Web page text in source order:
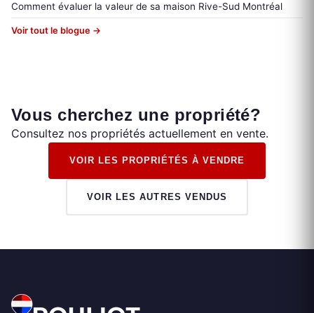
Comment évaluer la valeur de sa maison Rive-Sud Montréal
Voir tout le blogue →
Vous cherchez une propriété?
Consultez nos propriétés actuellement en vente.
VOIR LES PROPRIÉTÉS À VENDRE
VOIR LES AUTRES VENDUS